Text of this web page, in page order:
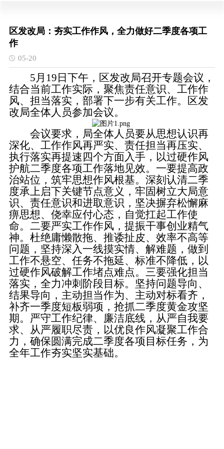
区发改局：夯实工作作风，全力做好二季度各项工
作
05-20
5月19日下午，区发改局召开专题会议，
结合当前工作实际，聚焦责任意识、工作作
风、担当落实，部署下一步有关工作。区发
改局全体人员参加会议。
会议要求，局全体人员要从思想认识再
深化、工作作风再严实、责任担当再压实、
执行落实再提速四个方面入手，以过硬作风
护航二季度各项工作落地见效。一要提高政
治站位，筑牢思想作风根基。深刻认清二季
度承上启下关键节点意义，牢固树立大局意
识、责任意识和进取意识，坚决摒弃松懈麻
痹思想、侥幸应付心态，自觉扛起工作使
命。二要严实工作作风，提振干事创业精气
神。杜绝庸懒散拖、推诿扯皮、效率不高等
问题，坚持深入一线摸实情、解难题，做到
工作不悬空、任务不拖延、标准不降低，以
过硬作风破解工作堵点难点。三要强化担当
落实，全力冲刺阶段目标。坚持问题导向、
结果导向，主动担当作为、主动对标看齐，
补齐一季度短板弱项，抢抓二季度黄金攻坚
期。严守工作纪律、廉洁底线，从严自我要
求、从严履职尽责，以优良作风凝聚工作合
力，确保圆满完成二季度各项目标任务，为
全年工作夯实坚实基础。